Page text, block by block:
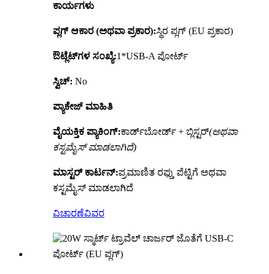
ಕಾರ್ಯಗಳು
ಪ್ಲಗ್ ಆಕಾರ (ಅಥವಾ ಪ್ರಕಾರ):ಸ್ಥಿರ ಪ್ಲಗ್ (EU ಪ್ರಕಾರ)
ಔಟ್ಲೆಟ್‌ಗಳ ಸಂಖ್ಯೆ:1*USB-A ಪೋರ್ಟ್
ಸ್ವಿಚ್: No
ಪ್ಯಾಕೇಜ್ ಮಾಹಿತಿ
ವೈಯಕ್ತಿಕ ಪ್ಯಾಕಿಂಗ್:ಕಾರ್ಡ್‌ಬೋರ್ಡ್ + ಬ್ಲಿಸ್ಟರ್(ಅಥವಾ
ಕಸ್ಟಮೈಸ್ ಮಾಡಲಾಗಿದೆ)
ಮಾಸ್ಟರ್ ಕಾರ್ಟನ್:ಪ್ರಮಾಣಿತ ರಫ್ತು ಪೆಟ್ಟಿಗೆ ಅಥವಾ
ಕಸ್ಟಮೈಸ್ ಮಾಡಲಾಗಿದೆ
ವಿಚಾರಣೆವಿವರ